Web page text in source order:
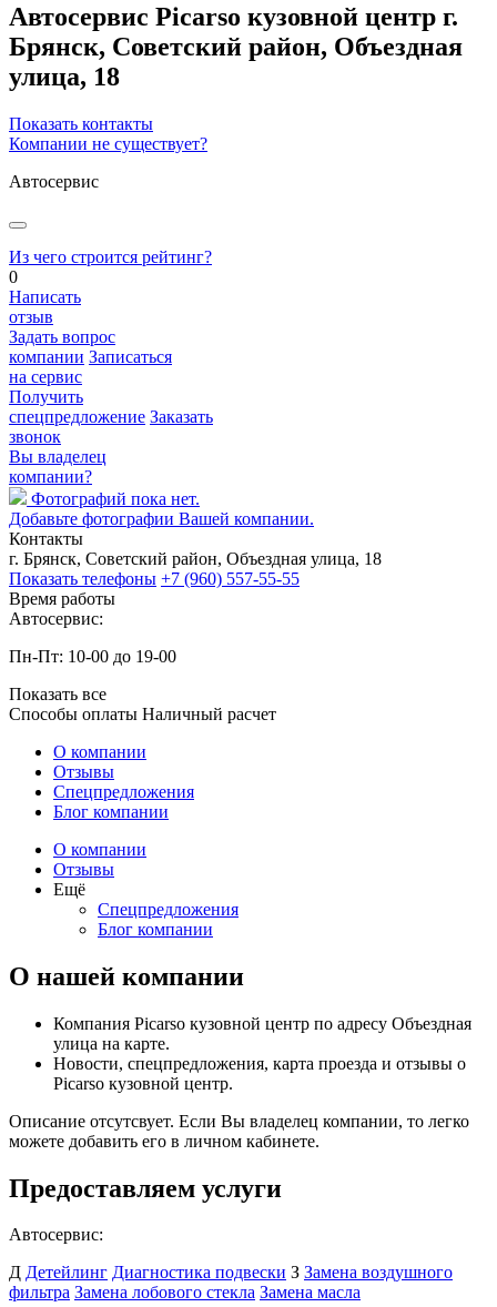
Автосервис Picarso кузовной центр г.
Брянск, Советский район, Объездная
улица, 18
Показать контакты
Компании не существует?
Автосервис
Из чего строится рейтинг?
0
Написать
отзыв
Задать вопрос
компании Записаться
на сервис
Получить
спецпредложение Заказать
звонок
Вы владелец
компании?
Фотографий пока нет.
Добавьте фотографии Вашей компании.
Контакты
г. Брянск, Советский район, Объездная улица, 18
Показать телефоны +7 (960) 557-55-55
Время работы
Автосервис:
Пн-Пт: 10-00 до 19-00
Показать все
Способы оплаты Наличный расчет
О компании
Отзывы
Спецпредложения
Блог компании
О компании
Отзывы
Ещё
Спецпредложения
Блог компании
О нашей компании
Компания Picarso кузовной центр по адресу Объездная
улица на карте.
Новости, спецпредложения, карта проезда и отзывы о
Picarso кузовной центр.
Описание отсутсвует. Если Вы владелец компании, то легко
можете добавить его в личном кабинете.
Предоставляем услуги
Автосервис:
Д Детейлинг Диагностика подвески З Замена воздушного
фильтра Замена лобового стекла Замена масла